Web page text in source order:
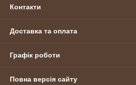
Контакти
Доставка та оплата
Графік роботи
Повна версія сайту